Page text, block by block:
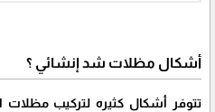
أشكال مظلات شد إنشائي ؟
تتوفر أشكال كثيره لتركيب مظلات